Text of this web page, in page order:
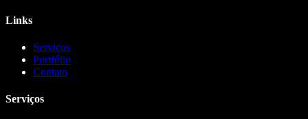
Links
Serviços
Portfólio
Contato
Serviços